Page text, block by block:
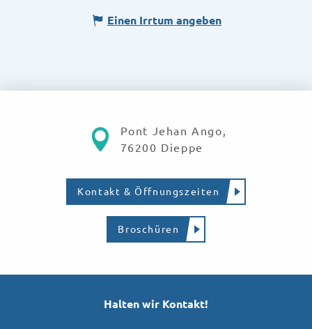
Einen Irrtum angeben
Pont Jehan Ango,
76200 Dieppe
Kontakt & Öffnungszeiten
Broschüren
Halten wir Kontakt!